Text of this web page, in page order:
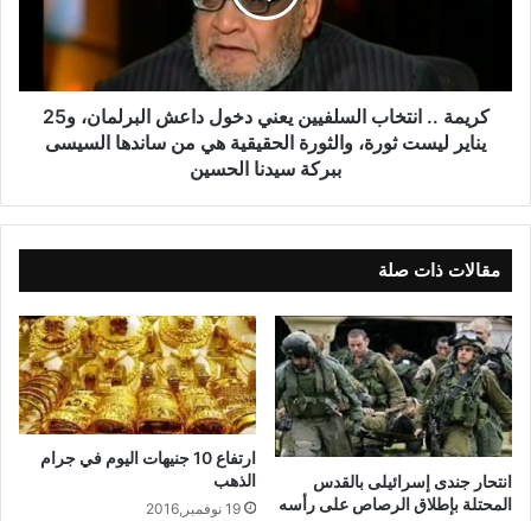
كريمة .. انتخاب السلفيين يعني دخول داعش البرلمان، و25
يناير ليست ثورة، والثورة الحقيقية هي من ساندها السيسى
ببركة سيدنا الحسين
مقالات ذات صلة
انتحار جندى إسرائيلى بالقدس
المحتلة بإطلاق الرصاص على رأسه
ارتفاع 10 جنيهات اليوم في جرام
الذهب
19 نوفمبر,2016